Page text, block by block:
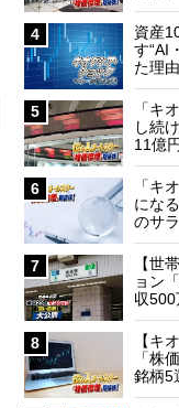
4
資産
す“AI
た理
5
「キ
し続
11億
6
「キ
にな
のサ
7
【世
ョン
収
8
【キ
「株
銘柄5